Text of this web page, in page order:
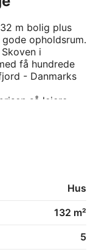
m bolig plus
opholdsrum.
i
få hundrede
- Danmarks
så lejere,
åben mod stor
og meget
stort
Kælderen
Hus
132 m²
5